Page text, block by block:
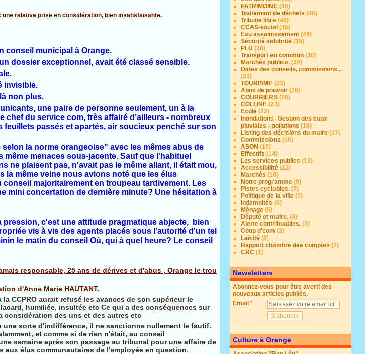
conseil municipal à Orange.
dossier exceptionnel, avait été classé sensible.
invisible.
non plus.
une paire de personne seulement, un à la
chef du service com, très affairé d’ailleurs - nombreux
feuillets passés et apartés, air soucieux penché sur son
la norme orangeoise" avec les mêmes abus de
menaces sous-jacente. Sauf que l'habituel
ne plaisent pas, n'avait pas le même allant, il était mou,
la même veine nous avions noté que les élus
majoritairement en troupeau tardivement. Les
mini concertation de dernière minute? Une hésitation à
c'est une attitude pragmatique abjecte, bien
vis à vis des agents placés sous l'autorité d'un tel
le matin du conseil Où, qui à quel heure? Le conseil
responsable, 25 ans de dérives et d'abus , Orange le trou
d'Anne Marie HAUTANT.
CCPRO aurait refusé les avances de son supérieur le
humiliée, insultée etc Ce qui a des conséquences sur
considération des uns et des autres etc
sorte d'indifférence, il ne sanctionne nullement le fautif.
et comme si de rien n'était, au conseil
semaine après son passage au tribunal pour une affaire de
aux élus communautaires de l'employée en question.
PATRIMOINE (48)
Traitement de déchets (48)
Tribune libre (48)
CCAS-social (46)
Eau assainissement (44)
Sécurité salubrité (39)
PLU (38)
Transport en commun (36)
Marchés publics. (34)
Dates des conseils, commissions...
(33)
TOURISME (33)
Abus de pouvoir (28)
COURRIERS (26)
COLLINE (23)
Ecole (22)
Inondations- Gestion des eaux
pluviales - pollutions (18)
Listing des décisions du maire (17)
Commissions (16)
ASON (15)
Effectifs (14)
Les services publics (13)
Accessibilité (12)
Marchés (10)
Notre programme (9)
Pistes cyclables. (7)
Politique de la ville (7)
Indemnités (6)
Ménage (5)
Député et maire. (4)
Alerte contribuables. (3)
Coup d'com (2)
Laïcité (2)
Rapport chambre des comptes (2)
CRC (1)
Newsletters
Abonnez-vous pour être averti des
nouveaux articles publiés.
Email
Culture à Orange